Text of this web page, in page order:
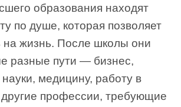
образования находят
по душе, которая позволяет
на жизнь. После школы они
разные пути — бизнес,
медицину, работу в
профессии, требующие